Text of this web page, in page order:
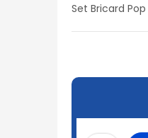
Set Bricard